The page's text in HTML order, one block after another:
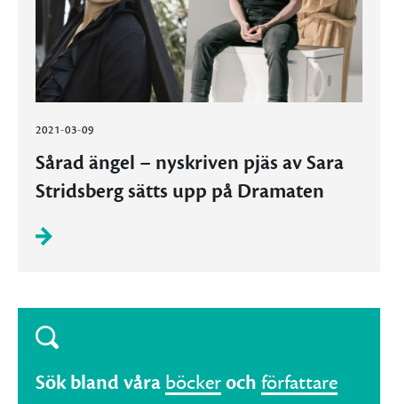
2021-03-09
Sårad ängel – nyskriven pjäs av Sara
Stridsberg sätts upp på Dramaten
Sök bland våra böckeroch författare